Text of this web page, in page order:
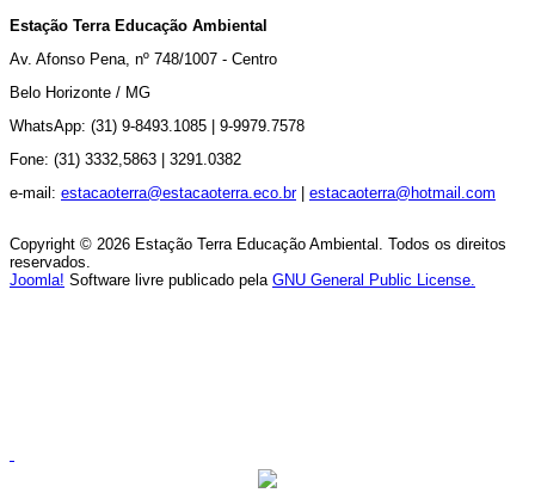
Estação Terra Educação Ambiental
Av. Afonso Pena, nº 748/1007 - Centro
Belo Horizonte / MG
WhatsApp: (31) 9-8493.1085 | 9-9979.7578
Fone: (31) 3332,5863 | 3291.0382
e-mail: estacaoterra@estacaoterra.eco.br| estacaoterra@hotmail.com
Copyright © 2026 Estação Terra Educação Ambiental. Todos os direitos
reservados.
Joomla! Software livre publicado pela GNU General Public License.